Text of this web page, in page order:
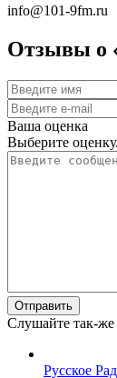
info@101-9fm.ru
Отзывы о
Ваша оценка
Выберите
Отправить
Слушайте так-же
Русское